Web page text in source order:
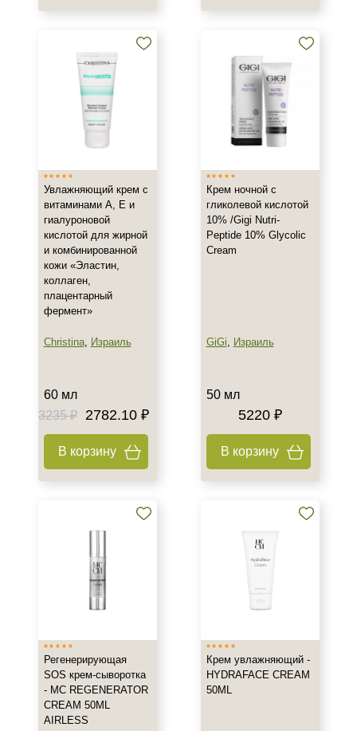
Область применения
Декольте
1 шт
2 шт
20 мл
Показать еще
Ингредиенты
AHA-кислоты
DMAE
EGF
Время применения
Вечер
День
Ежедневный
Показать еще
Пилинг
Показать еще
Уровень SPF защиты
Увлажняющий крем с
витаминами А, Е и
гиалуроновой
кислотой для жирной
и комбинированной
кожи «Эластин,
коллаген,
плацентарный
фермент»
Christina, Израиль
60 мл
3235 ₽
2782.10 ₽
В корзину
Крем ночной с
гликолевой кислотой
10% /Gigi Nutri-
Peptide 10% Glycolic
Cream
GiGi, Израиль
50 мл
5220 ₽
В корзину
Регенерирующая
SOS крем-сыворотка
- MC REGENERATOR
CREAM 50ML
AIRLESS
Крем увлажняющий -
HYDRAFACE CREAM
50ML